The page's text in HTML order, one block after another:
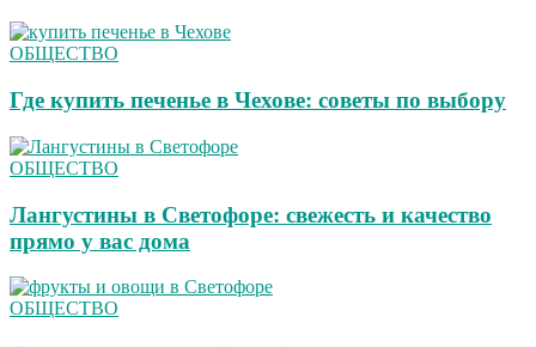
ОБЩЕСТВО
Где купить печенье в Чехове: советы по выбору
ОБЩЕСТВО
Лангустины в Светофоре: свежесть и качество
прямо у вас дома
ОБЩЕСТВО